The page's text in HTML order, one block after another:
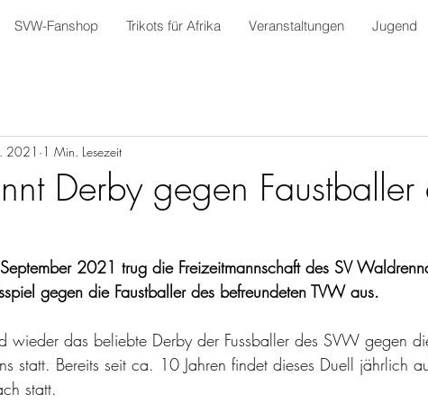
SVW-Fanshop Trikots für Afrika Veranstaltungen Jugend
Derby gegen Faustballer
2021 1 Min. Lesezeit
2021 trug die Freizeitmannschaft des SV
gegen die Faustballer des befreundeten TVW aus.
wieder das beliebte Derby der Fussballer des SVW gegen
statt. Bereits seit ca. 10 Jahren findet dieses Duell jährlich
statt.